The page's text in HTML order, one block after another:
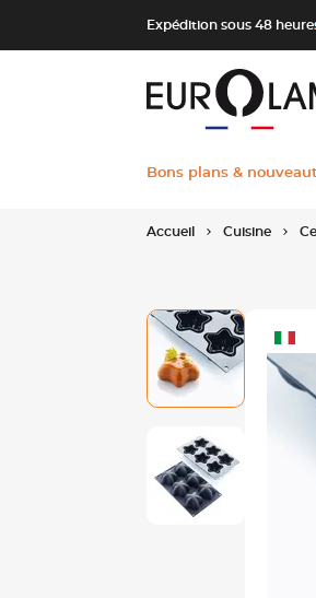
Expédition sous 48
Bons plans &
Accueil Cuisine